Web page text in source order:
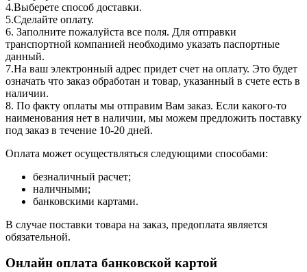
4.Выберете способ доставки.
5.Сделайте оплату.
6. Заполните пожалуйста все поля. Для отправки
транспортной компанией необходимо указать паспортные
данный.
7.На ваш электронный адрес придет счет на оплату. Это будет
означать что заказ обработан и товар, указанный в счете есть в
наличии.
8. По факту оплаты мы отправим Вам заказ. Если какого-то
наименования нет в наличии, мы можем предложить поставку
под заказ в течение 10-20 дней.
Оплата может осуществляться следующими способами:
безналичный расчет;
наличными;
банковскими картами.
В случае поставки товара на заказ, предоплата является
обязательной.
Онлайн оплата банковской картой